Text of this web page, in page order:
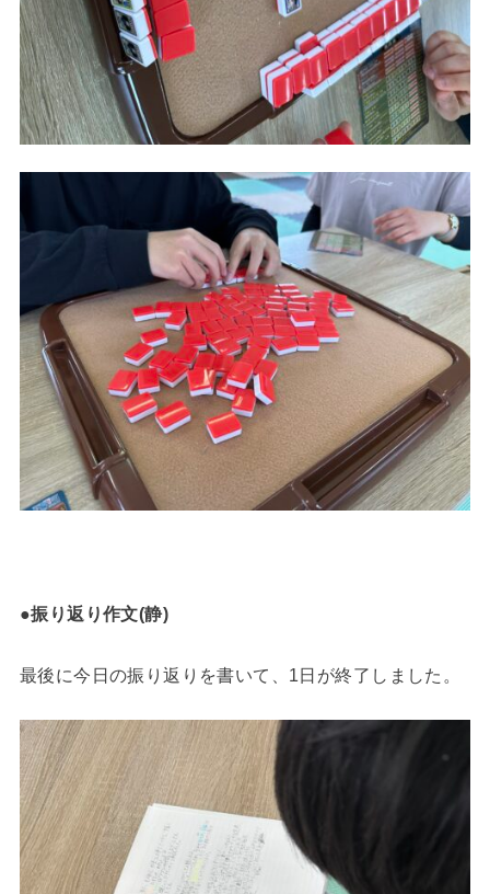
●振り返り作文(静)
最後に今日の振り返りを書いて、1日が終了しました。